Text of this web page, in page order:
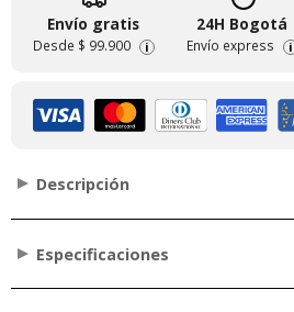
Envío gratis
Desde $ 99.900 i
24H Bogotá
Envío express i
Descripción
Especificaciones